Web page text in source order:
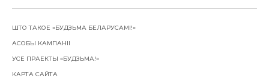
ШТО ТАКОЕ «БУДЗЬМА БЕЛАРУСАМІ!»
АСОБЫ КАМПАНІІ
УСЕ ПРАЕКТЫ «БУДЗЬМА!»
КАРТА САЙТА